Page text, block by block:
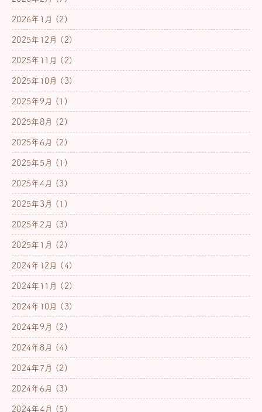
2026年1月 (2)
2025年12月 (2)
2025年11月 (2)
2025年10月 (3)
2025年9月 (1)
2025年8月 (2)
2025年6月 (2)
2025年5月 (1)
2025年4月 (3)
2025年3月 (1)
2025年2月 (3)
2025年1月 (2)
2024年12月 (4)
2024年11月 (2)
2024年10月 (3)
2024年9月 (2)
2024年8月 (4)
2024年7月 (2)
2024年6月 (3)
2024年4月 (5)